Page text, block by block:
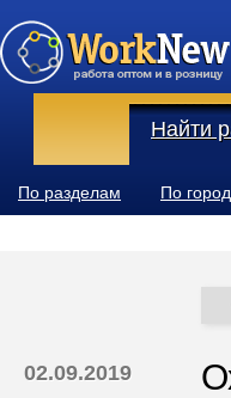
Найти
По разделам По
02.09.2019